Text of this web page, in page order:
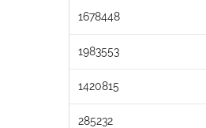
1678448
1983553
1420815
285232